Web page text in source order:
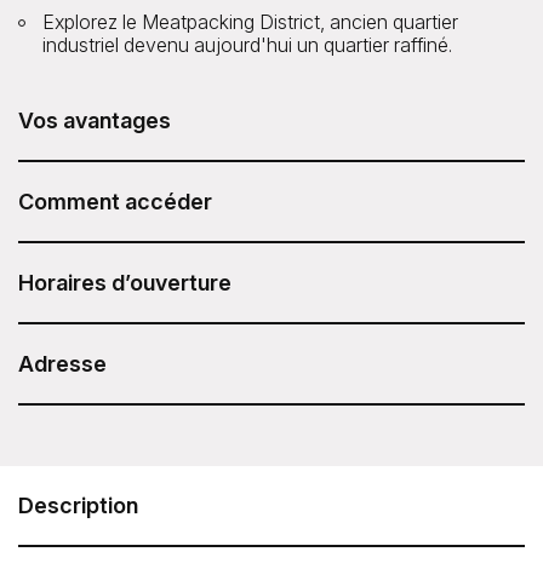
Explorez le Meatpacking District, ancien quartier
industriel devenu aujourd'hui un quartier raffiné.
Vos avantages
dans votre Sesame Attraction Pass.
Comment accéder
vous sur votre compte pour réserver votre billet.
Horaires d’ouverture
Durée : 2 heures
Adresse
Meeting Point: In front of Chelsea Market (15th Street and
9th Avenue, NW corner)
Téléphone: 646-801-8692
Description